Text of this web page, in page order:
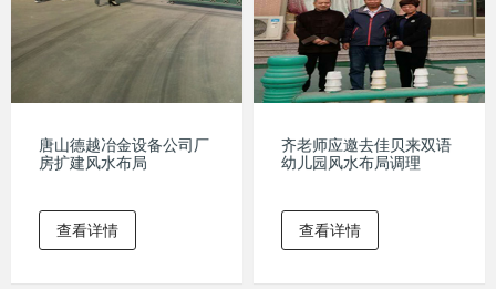
唐山德越冶金设备公司厂
房扩建风水布局
查看详情
齐老师应邀去佳贝来双语
幼儿园风水布局调理
查看详情